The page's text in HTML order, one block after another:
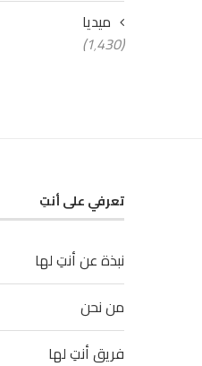
ميديا
(1٬430)
تعرفي على أنتِ
نبذة عن أنتِ لها
من نحن
فريق أنتِ لها